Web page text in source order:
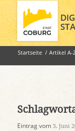
Startseite / Artikel A-
Eintrag vom 3. Juni